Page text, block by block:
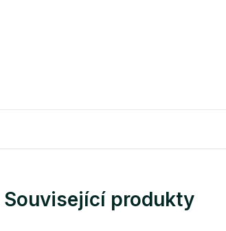
Související produkty